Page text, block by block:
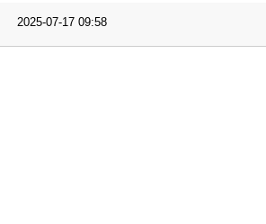
2025-07-17 09:58